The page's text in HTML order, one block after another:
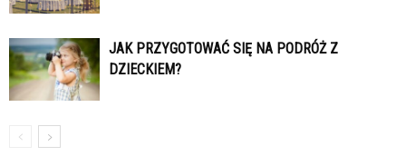
JAK PRZYGOTOWAĆ SIĘ NA PODRÓŻ Z
DZIECKIEM?